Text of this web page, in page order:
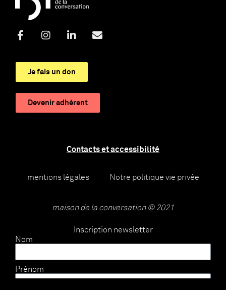
Je fais un don
Devenir adhérent
Contacts et accessibilité
mentions légales Notre politique vie privée
maison de la conversation © 2021
Inscription newsletter
Nom
Prénom